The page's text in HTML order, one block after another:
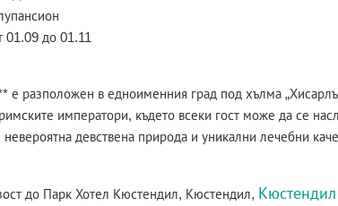
01.09 до 01.11
е разположен в едноименния град под хълма
императори, където всеки гост може да се
невероятна девствена природа и уникални лечебни
до Парк Хотел Кюстендил, Кюстендил, Кюстендил